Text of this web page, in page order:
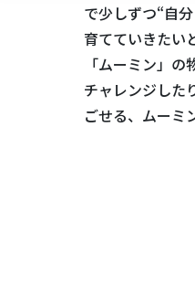
で少しずつ“自
育てていきたい
「ムーミン」
チャレンジした
ごせる、ムーミ